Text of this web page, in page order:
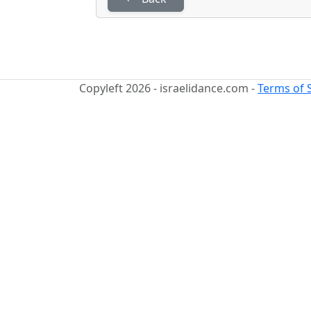
Copyleft 2026 - israelidance.com -Terms of